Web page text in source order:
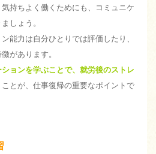
持ちよく働くためにも、コミュニケ
しょう。
能力は自分ひとりでは評価したり、
があります。
ョンを学ぶことで、就労後のストレ
ことが、仕事復帰の重要なポイントで